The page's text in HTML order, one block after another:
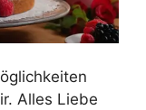
Alles Liebe